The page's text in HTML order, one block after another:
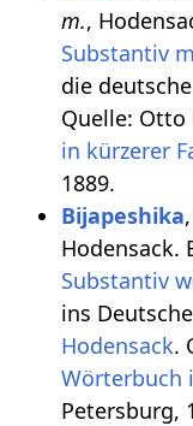
m.,
Substantiv
die
Quelle:
in kürzerer
1889.
Bijapeshika,
Hodensack.
Substantiv
ins
Hodensack.
Wörterbuch
Petersburg,